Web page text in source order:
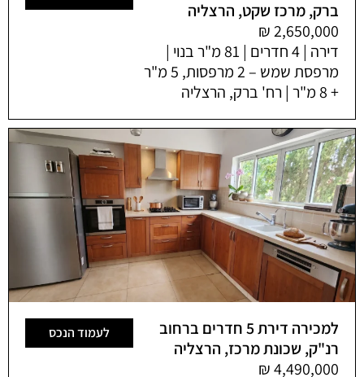
ברק, מרכז שקט, הרצליה
דירה | 4 חדרים | 81 מ"ר בנוי |
מרפסת שמש – 2 מרפסות, 5 מ"ר
+ 8 מ"ר | רח' ברק, הרצליה
למכירה דירת 5 חדרים ברחוב
רנ"ק, שכונת מרכז, הרצליה
לעמוד הנכס